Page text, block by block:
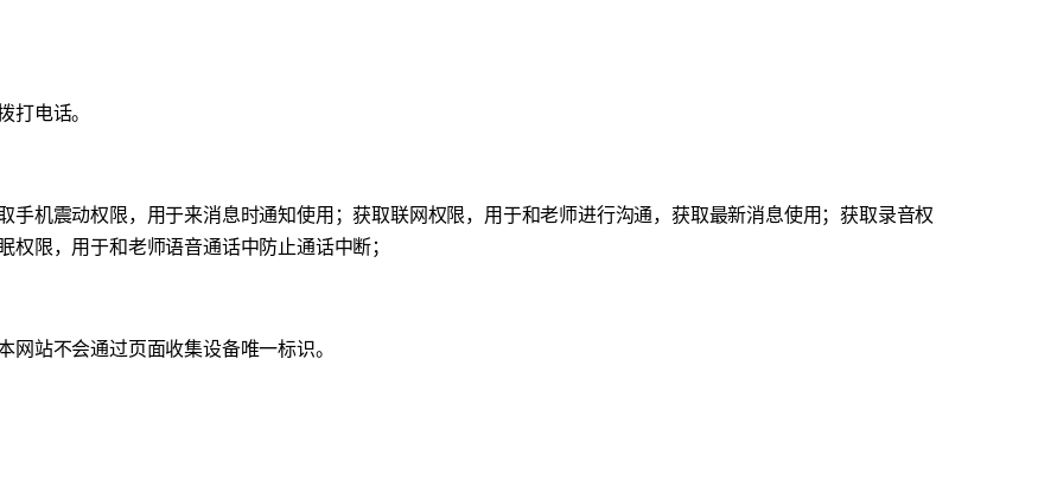
打电话。
手机震动权限，用于来消息时通知使用；获取联网权限，用于和老师进行沟通，获取最新消息使用；获取录音权
限，用于和老师语音通话中防止通话中断；
站不会通过页面收集设备唯一标识。